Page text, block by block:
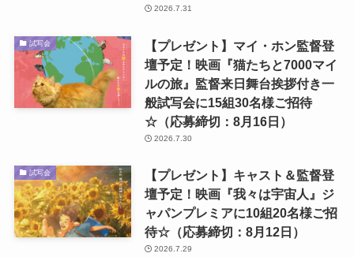
2026.7.31
試写会
【プレゼント】マイ・ホン監督登
壇予定！映画『猫たちと7000マイ
ルの旅』監督来日舞台挨拶付き一
般試写会に15組30名様ご招待
☆（応募締切：8月16日）
2026.7.30
試写会
【プレゼント】キャスト＆監督登
壇予定！映画『我々は宇宙人』ジ
ャパンプレミアに10組20名様ご招
待☆（応募締切：8月12日）
2026.7.29